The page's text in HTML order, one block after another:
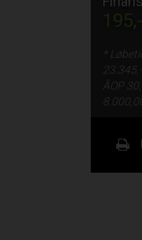
195,-
*
23.345,-
ÅOP